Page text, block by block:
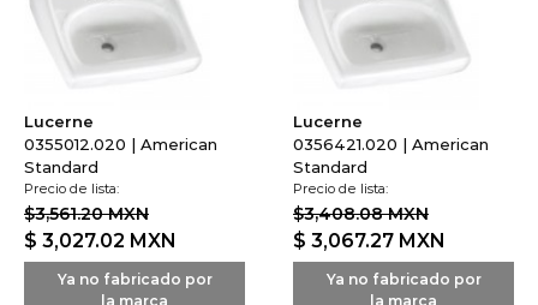
Lucerne
0355012.020 | American
Standard
Precio de lista:
$3,561.20 MXN
$ 3,027.02 MXN
Ya no fabricado por
la marca
Lucerne
0356421.020 | American
Standard
Precio de lista:
$3,408.08 MXN
$ 3,067.27 MXN
Ya no fabricado por
la marca